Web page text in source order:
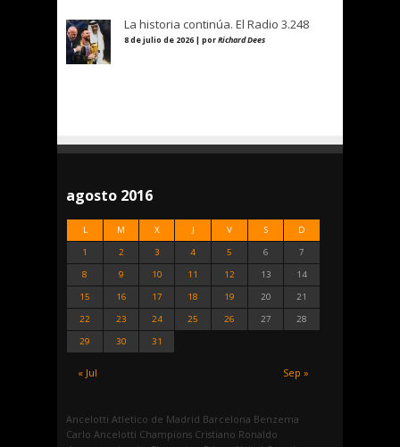
La historia continúa. El Radio 3.248
8 de julio de 2026 | porRichard Dees
agosto 2016
L M X J V S D
« Jul Sep »
1 2 3 4 5 6
7
8
9 10 11 12 13
14
15
16 17 18 19 20
21
22
23 24 25 26 27
28
29
30 31
Ancelotti Atletico de Madrid Barcelona Benzema
Carlo Ancelotti Champions Cristiano Ronaldo